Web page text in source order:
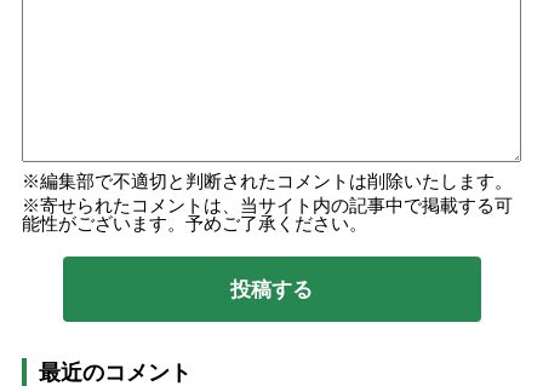
編集部で不適切と判断されたコメントは削除いたします。
寄せられたコメントは、当サイト内の記事中で掲載する可
能性がございます。予めご了承ください。
最近のコメント